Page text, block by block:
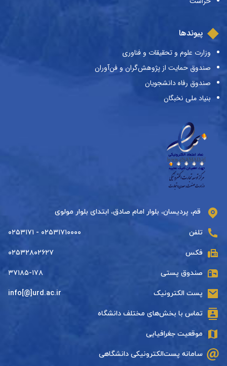
پیوندها
وزارت علوم و تحقیقات و فناوری
صندوق حمایت از پژوهش‌گران و فن‌آوران
صندوق رفاه دانشجویان
بنیاد ملی نخبگان
قم، پردیسان، بلوار امام صادق، ابتدای بلوار مولوی
تلفن ۰۲۵۳۱۷۱۰۰۰۰ - ۰۲۵۳۱۷۱
فکس ۰۲۵۳۲۸۰۲۶۲۷
صندوق پستی ۳۷۱۸۵-۱۷۸
پست الکترونیک info[@]urd.ac.ir
تماس با بخش‌های مختلف دانشگاه
موقعیت جغرافیایی
سامانه پست‌الکترونیکی دانشگاهی